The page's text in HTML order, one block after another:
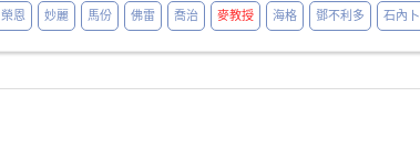
榮恩 妙麗 馬份 佛雷 喬治 麥教授 海格 鄧不利多 石內卜